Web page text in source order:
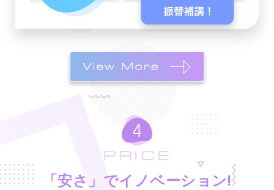
PRICE
「安さ」でイノベーション!